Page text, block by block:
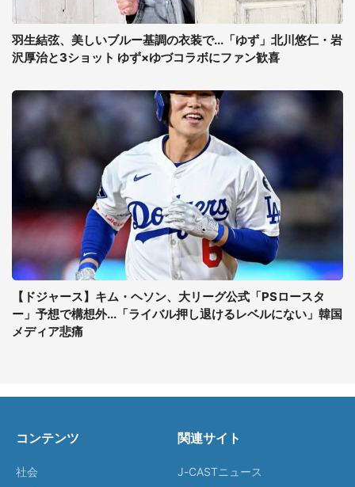
羽生結弦、美しいブルー基調の衣装で...「ゆず」北川悠仁・岩
沢厚治と3ショット ゆず×ゆづコラボにファン歓喜
【ドジャース】キム・ヘソン、大リーグ公式「PSロースタ
ー」予想で構想外...「ライバル押し退けるレベルにない」韓国
メディア悲痛
コンテンツ
社会
関連サイト
J-CASTニュース